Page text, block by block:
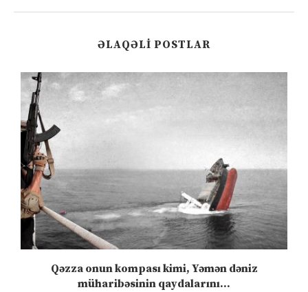
ƏLAQƏLI POSTLAR
Qəzza onun kompası kimi, Yəmən dəniz
müharibəsinin qaydalarını...